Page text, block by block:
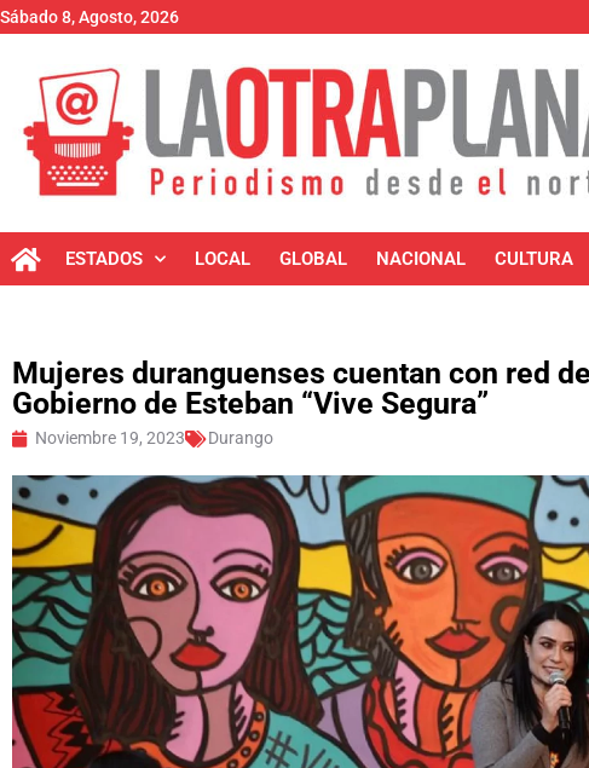
Sábado 8, Agosto, 2026
ESTADOS LOCAL GLOBAL NACIONAL CULTURA
Mujeres duranguenses cuentan con red
Gobierno de Esteban “Vive Segura”
Noviembre 19, 2023 Durango